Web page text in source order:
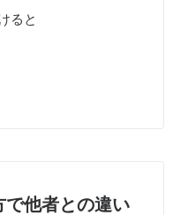
ると
で他者との違い